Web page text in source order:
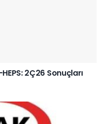
2Ç26 Sonuçları